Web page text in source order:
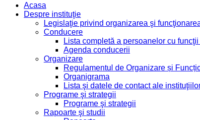
Acasa
Despre instituţie
Legislaţie privind organizarea şi
Conducere
Lista completă a persoanelor cu
Agenda conducerii
Organizare
Regulamentul de Organizare și
Organigrama
Lista şi datele de contact ale
Programe şi strategii
Programe şi strategii
Rapoarte şi studii